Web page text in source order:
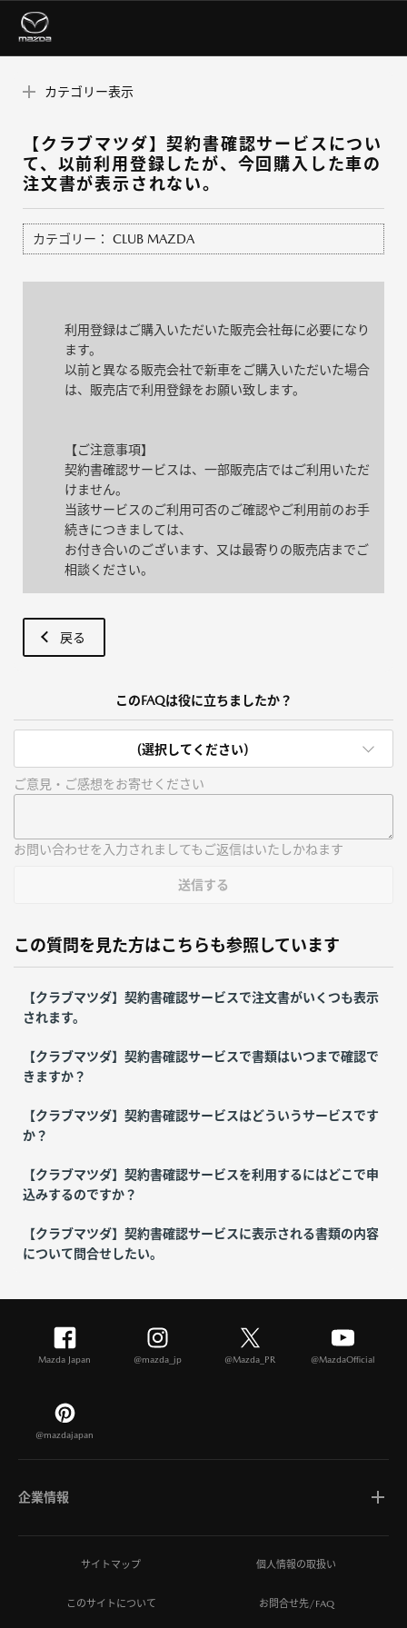
カテゴリー表示
【クラブマツダ】契約書確認サービスについ
て、以前利用登録したが、今回購入した車の
注文書が表示されない。
カテゴリー： CLUB MAZDA
利用登録はご購入いただいた販売会社毎に必要になり
ます。
以前と異なる販売会社で新車をご購入いただいた場合
は、販売店で利用登録をお願い致します。
【ご注意事項】
契約書確認サービスは、一部販売店ではご利用いただ
けません。
当該サービスのご利用可否のご確認やご利用前のお手
続きにつきましては、
お付き合いのございます、又は最寄りの販売店までご
相談ください。
戻る
このFAQは役に立ちましたか？
(選択してください)
ご意見・ご感想をお寄せください
お問い合わせを入力されましてもご返信はいたしかねます
送信する
この質問を見た方はこちらも参照しています
【クラブマツダ】契約書確認サービスで注文書がいくつも表示
されます。
【クラブマツダ】契約書確認サービスで書類はいつまで確認で
きますか？
【クラブマツダ】契約書確認サービスはどういうサービスです
か？
【クラブマツダ】契約書確認サービスを利用するにはどこで申
込みするのですか？
【クラブマツダ】契約書確認サービスに表示される書類の内容
について問合せしたい。
Mazda Japan @mazda_jp @Mazda_PR @MazdaOfficial
@mazdajapan
企業情報
マツダについて
ひとを想う価値創造
サイトマップ 個人情報の取扱い
このサイトについて お問合せ先/FAQ